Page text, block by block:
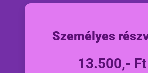
Személyes
13.500,- Ft